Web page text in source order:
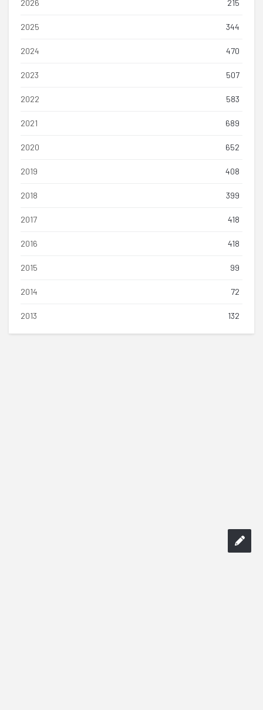
2026 215
2025 344
2024 470
2023 507
2022 583
2021 689
2020 652
2019 408
2018 399
2017 418
2016 418
2015 99
2014 72
2013 132